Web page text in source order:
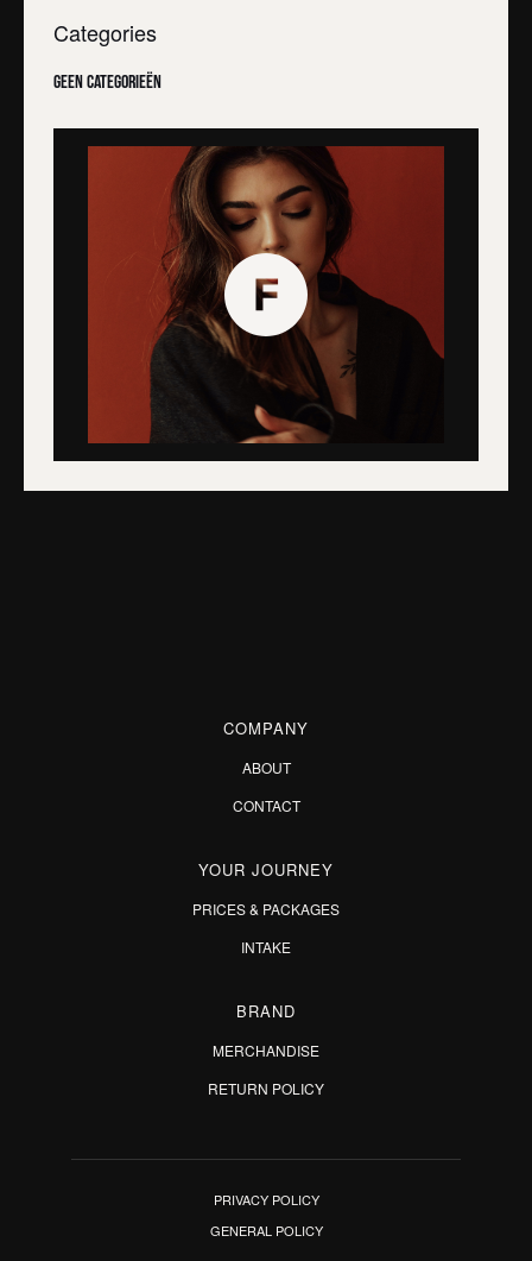
Categories
Geen categorieën
COMPANY
ABOUT
CONTACT
YOUR JOURNEY
PRICES & PACKAGES
INTAKE
BRAND
MERCHANDISE
RETURN POLICY
PRIVACY POLICY
GENERAL POLICY